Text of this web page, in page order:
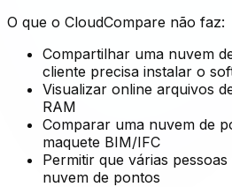
O que o CloudCompare não faz:
Compartilhar uma nuvem
cliente precisa instalar o
Visualizar online arquivos
RAM
Comparar uma nuvem de
maquete BIM/IFC
Permitir que várias
nuvem de pontos